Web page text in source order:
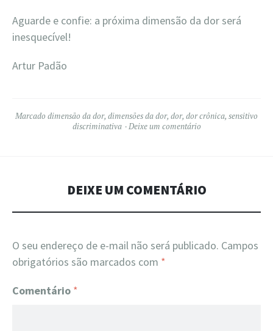
Aguarde e confie: a próxima dimensão da dor será
inesquecível!
Artur Padão
Marcado dimensão da dor, dimensões da dor, dor, dor crônica, sensitivo
discriminativa
Deixe um comentário
DEIXE UM COMENTÁRIO
O seu endereço de e-mail não será publicado. Campos
obrigatórios são marcados com *
Comentário *